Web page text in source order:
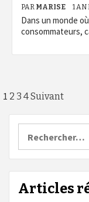
PAR MARISE 1 AN
Dans un monde
consommateurs,
Pagination
des
1 2 3 4Suivant
Articles